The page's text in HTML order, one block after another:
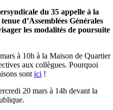
du 35 appelle à la
d’Assemblées Générales
les modalités de poursuite
à 10h à la Maison de Quartier
aux collègues. Pourquoi
sont ici !
20 mars à 14h devant la